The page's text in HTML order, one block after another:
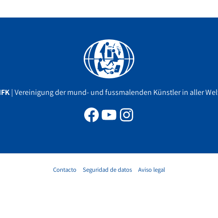
| Vereinigung der mund- und fussmalenden Künstler in aller
Facebook
YouTube
Instagram
Contacto Seguridad de datos Aviso legal